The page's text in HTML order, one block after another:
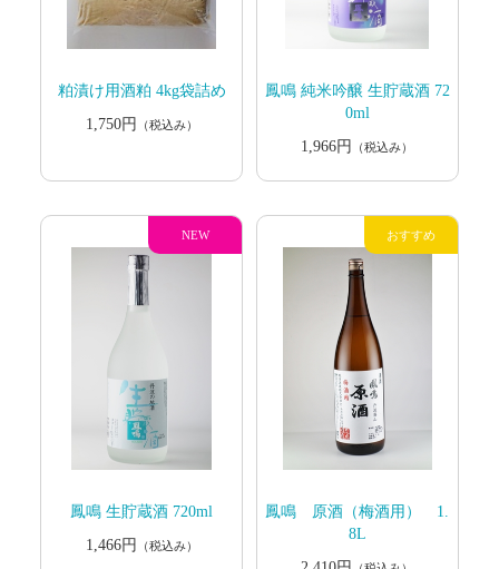
粕漬け用酒粕 4kg袋詰め
1,750円
（税込み）
鳳鳴 純米吟醸 生貯蔵酒 72
0ml
1,966円
（税込み）
鳳鳴 生貯蔵酒 720ml
1,466円
（税込み）
鳳鳴 原酒（梅酒用） 1.
8L